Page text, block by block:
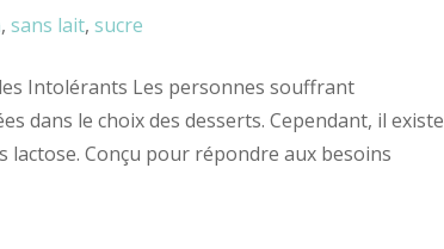
, sans lait, sucre
Intolérants Les personnes souffrant
dans le choix des desserts. Cependant, il existe
Conçu pour répondre aux besoins